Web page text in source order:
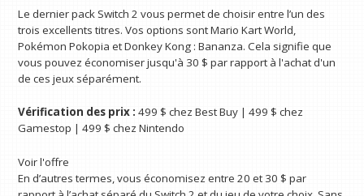
Le dernier pack Switch 2 vous permet de choisir entre l’un des
trois excellents titres. Vos options sont Mario Kart World,
Pokémon Pokopia et Donkey Kong : Bananza. Cela signifie que
vous pouvez économiser jusqu'à 30 $ par rapport à l'achat d'un
de ces jeux séparément.
Vérification des prix : 499 $ chez Best Buy | 499 $ chez
Gamestop | 499 $ chez Nintendo
Voir l'offre
En d’autres termes, vous économisez entre 20 et 30 $ par